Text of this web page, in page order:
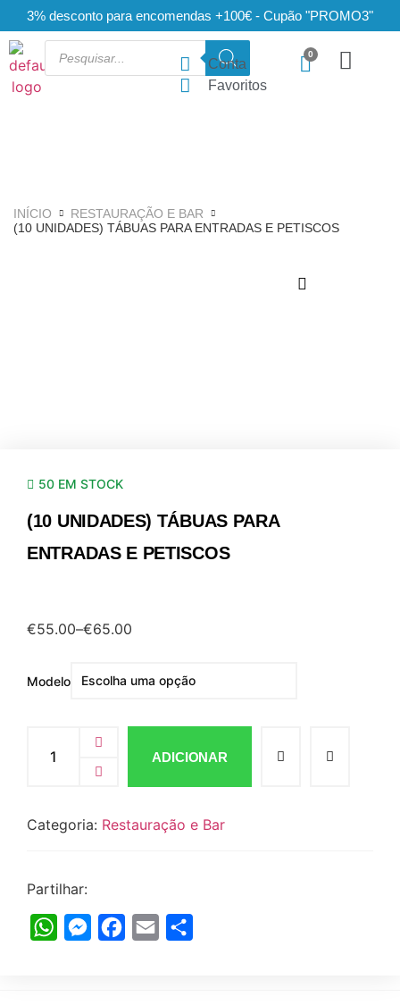
3% desconto para encomendas +100€ - Cupão "PROMO3"
Conta
Favoritos
INÍCIO
RESTAURAÇÃO E BAR
(10 UNIDADES) TÁBUAS PARA ENTRADAS E PETISCOS
50 EM STOCK
(10 UNIDADES) TÁBUAS PARA
ENTRADAS E PETISCOS
€55.00–€65.00
Modelo
ADICIONAR
Categoria: Restauração e Bar
Partilhar:
WhatsAppMessengerFacebook
Email